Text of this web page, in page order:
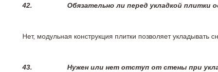
42. Обязательно ли перед укладкой плитки
Нет, модульная конструкция плитки позволяет
43. Нужен или нет отступ от стены при